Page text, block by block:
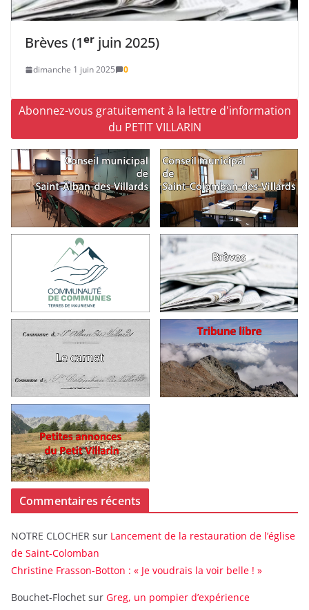
Brèves (1er juin 2025)
dimanche 1 juin 2025 0
Abonnez-vous gratuitement à la lettre d'information
du PETIT VILLARIN
Commentaires récents
NOTRE CLOCHER sur Lancement de la restauration de l’église
de Saint-Colomban
Christine Frasson-Botton : « Je voudrais la voir belle ! »
Bouchet-Flochet sur Greg, un pompier d’expérience